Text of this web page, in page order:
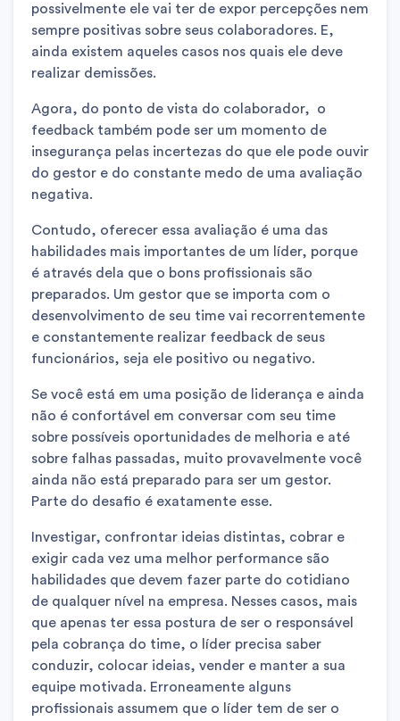
possivelmente ele vai ter de expor percepções nem
sempre positivas sobre seus colaboradores. E,
ainda existem aqueles casos nos quais ele deve
realizar demissões.
Agora, do ponto de vista do colaborador, o
feedback também pode ser um momento de
insegurança pelas incertezas do que ele pode ouvir
do gestor e do constante medo de uma avaliação
negativa.
Contudo, oferecer essa avaliação é uma das
habilidades mais importantes de um líder, porque
é através dela que o bons profissionais são
preparados. Um gestor que se importa com o
desenvolvimento de seu time vai recorrentemente
e constantemente realizar feedback de seus
funcionários, seja ele positivo ou negativo.
Se você está em uma posição de liderança e ainda
não é confortável em conversar com seu time
sobre possíveis oportunidades de melhoria e até
sobre falhas passadas, muito provavelmente você
ainda não está preparado para ser um gestor.
Parte do desafio é exatamente esse.
Investigar, confrontar ideias distintas, cobrar e
exigir cada vez uma melhor performance são
habilidades que devem fazer parte do cotidiano
de qualquer nível na empresa. Nesses casos, mais
que apenas ter essa postura de ser o responsável
pela cobrança do time, o líder precisa saber
conduzir, colocar ideias, vender e manter a sua
equipe motivada. Erroneamente alguns
profissionais assumem que o líder tem de ser o